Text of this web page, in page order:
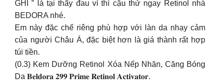
GHI ” là tại thấy đau ví thì cậu thử ngay Retinol nhà
BEDORA nhé.
Em này đặc chế riêng phù hợp với làn da nhạy cảm
của người Châu Á, đặc biệt hơn là giá thành rất hợp
túi tiền.
(0.3) Kem Dưỡng Retinol Xóa Nếp Nhăn, Căng Bóng
Da 𝐁𝐞𝐥𝐝𝐨𝐫𝐚 𝟐𝟗𝟗 𝐏𝐫𝐢𝐦𝐞 𝐑𝐞𝐭𝐢𝐧𝐨𝐥 𝐀𝐜𝐭𝐢𝐯𝐚𝐭𝐨𝐫.